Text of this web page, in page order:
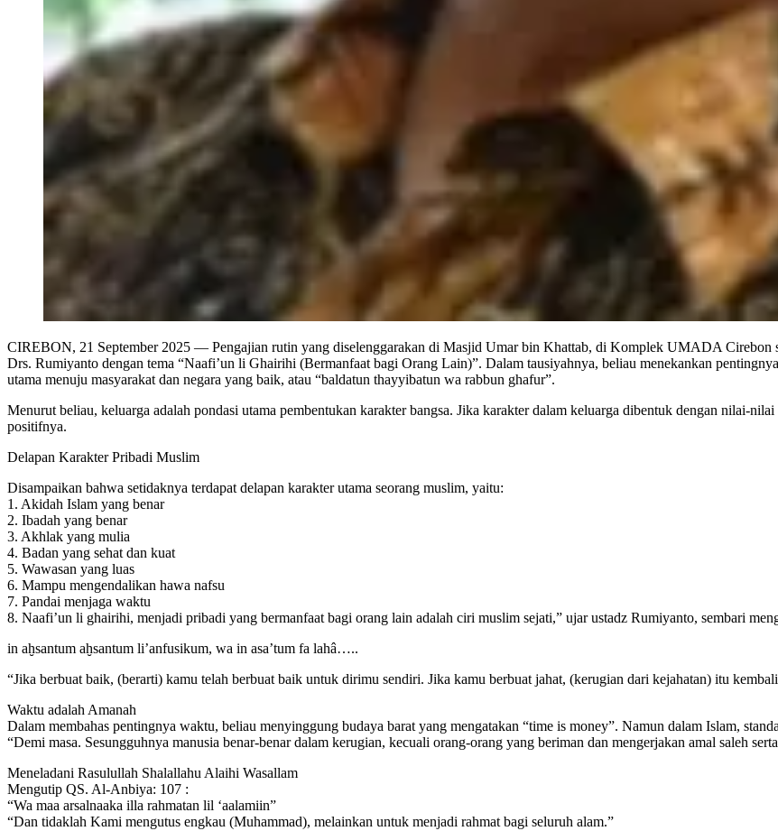
CIREBON, 21 September 2025 — Pengajian rutin yang diselenggarakan di Masjid Umar bin Khattab, di Komplek UMADA Cirebon
Drs. Rumiyanto dengan tema “Naafi’un li Ghairihi (Bermanfaat bagi Orang Lain)”. Dalam tausiyahnya, beliau menekankan
utama menuju masyarakat dan negara yang baik, atau “baldatun thayyibatun wa rabbun ghafur”.
Menurut beliau, keluarga adalah pondasi utama pembentukan karakter bangsa. Jika karakter dalam keluarga dibentuk dengan nilai-
positifnya.
Delapan Karakter Pribadi Muslim
Disampaikan bahwa setidaknya terdapat delapan karakter utama seorang muslim, yaitu:
1. Akidah Islam yang benar
2. Ibadah yang benar
3. Akhlak yang mulia
4. Badan yang sehat dan kuat
5. Wawasan yang luas
6. Mampu mengendalikan hawa nafsu
7. Pandai menjaga waktu
8. Naafi’un li ghairihi, menjadi pribadi yang bermanfaat bagi orang lain adalah ciri muslim sejati,” ujar ustadz Rumiyanto, sembari
in aḫsantum aḫsantum li’anfusikum, wa in asa’tum fa lahâ…..
“Jika berbuat baik, (berarti) kamu telah berbuat baik untuk dirimu sendiri. Jika kamu berbuat jahat, (kerugian dari kejahatan) itu
Waktu adalah Amanah
Dalam membahas pentingnya waktu, beliau menyinggung budaya barat yang mengatakan “time is money”. Namun dalam Islam,
“Demi masa. Sesungguhnya manusia benar-benar dalam kerugian, kecuali orang-orang yang beriman dan mengerjakan amal saleh
Meneladani Rasulullah Shalallahu Alaihi Wasallam
Mengutip QS. Al-Anbiya: 107 :
“Wa maa arsalnaaka illa rahmatan lil ‘aalamiin”
“Dan tidaklah Kami mengutus engkau (Muhammad), melainkan untuk menjadi rahmat bagi seluruh alam.”